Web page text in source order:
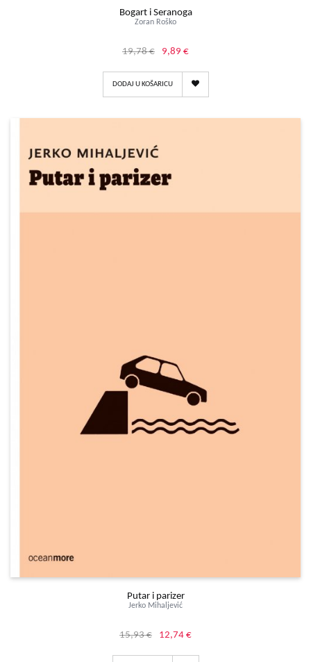
Bogart i Seranoga
Zoran Roško
19,78 € 9,89 €
DODAJ U KOŠARICU
Putar i parizer
Jerko Mihaljević
15,93 € 12,74 €